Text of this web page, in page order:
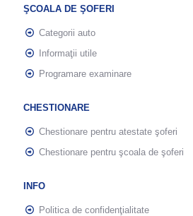
ŞCOALA DE ŞOFERI
Categorii auto
Informaţii utile
Programare examinare
CHESTIONARE
Chestionare pentru atestate şoferi
Chestionare pentru şcoala de şoferi
INFO
Politica de confidenţialitate